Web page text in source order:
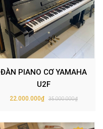
ĐÀN PIANO CƠ YAMAHA
U2F
22.000.000₫ 35.000.000₫